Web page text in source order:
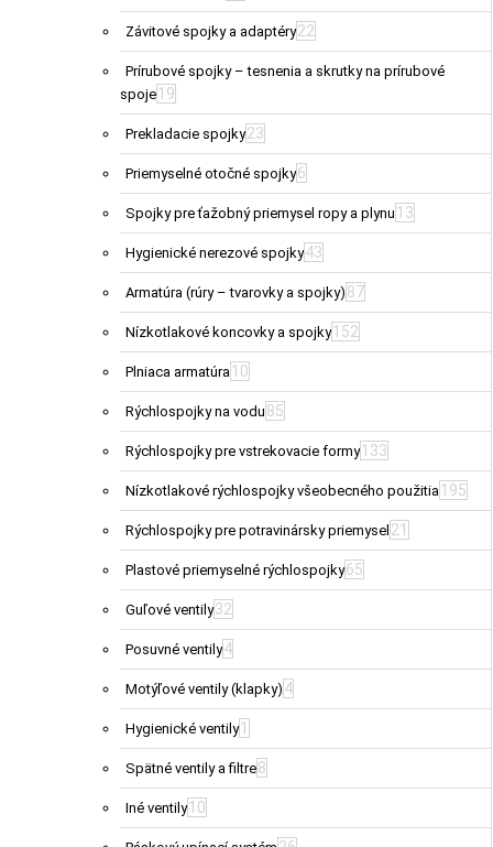
Závitové spojky a adaptéry22
Prírubové spojky – tesnenia a skrutky na prírubové
spoje 19
Prekladacie spojky23
Priemyselné otočné spojky6
Spojky pre ťažobný priemysel ropy a plynu 13
Hygienické nerezové spojky43
Armatúra (rúry – tvarovky a spojky) 87
Nízkotlakové koncovky a spojky 152
Plniaca armatúra 10
Rýchlospojky na vodu 85
Rýchlospojky pre vstrekovacie formy 133
Nízkotlakové rýchlospojky všeobecného použitia 195
Rýchlospojky pre potravinársky priemysel 21
Plastové priemyselné rýchlospojky65
Guľové ventily32
Posuvné ventily4
Motýľové ventily (klapky) 4
Hygienické ventily 1
Spätné ventily a filtre8
Iné ventily 10